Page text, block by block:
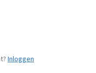
Inloggen